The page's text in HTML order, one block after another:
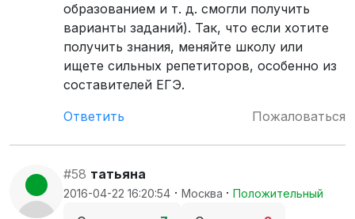
образованием и т. д. смогли получить
варианты заданий). Так, что если хотите
получить знания, меняйте школу или
ищете сильных репетиторов, особенно из
составителей ЕГЭ.
Ответить
Пожаловаться
#58 татьяна
2016-04-22 16:20:54 · Москва · Положительный